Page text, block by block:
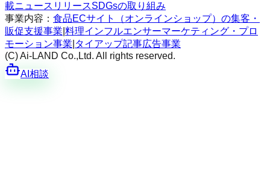
載ニュースリリースSDGsの取り組み
事業内容： 食品ECサイト（オンラインショップ）の集客・
販促支援事業 料理インフルエンサーマーケティング・プロ
モーション事業 タイアップ記事広告事業
(C) Ai-LAND Co.,Ltd. All rights reserved.
AI相談